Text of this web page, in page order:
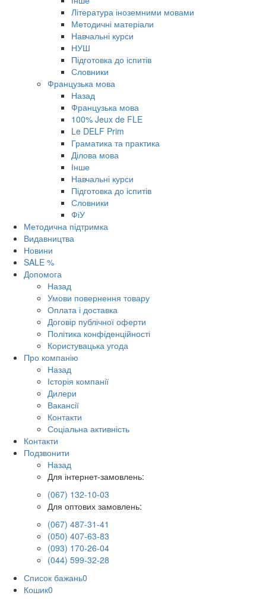
Література іноземними мовами
Методичні матеріали
Навчальні курси
НУШ
Підготовка до іспитів
Словники
Французька мова
Назад
Французька мова
100% Jeux de FLE
Le DELF Prim
Граматика та практика
Ділова мова
Інше
Навчальні курси
Підготовка до іспитів
Словники
ФіУ
Методична підтримка
Видавництва
Новини
SALE %
Допомога
Назад
Умови повернення товару
Оплата і доставка
Договір публічної оферти
Політика конфіденційності
Користувацька угода
Про компанію
Назад
Історія компанії
Дилери
Вакансії
Контакти
Соціальна активність
Контакти
Подзвонити
Назад
Для інтернет-замовлень:
(067) 132-10-03
Для оптових замовлень:
(067) 487-31-41
(050) 407-63-83
(093) 170-26-04
(044) 599-32-28
Список бажань0
Кошик0